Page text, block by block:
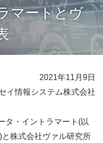
マートとヴ
2021年11月9日
イ情報システム株式会社
タ・イントラマート(以
株式会社ヴァル研究所